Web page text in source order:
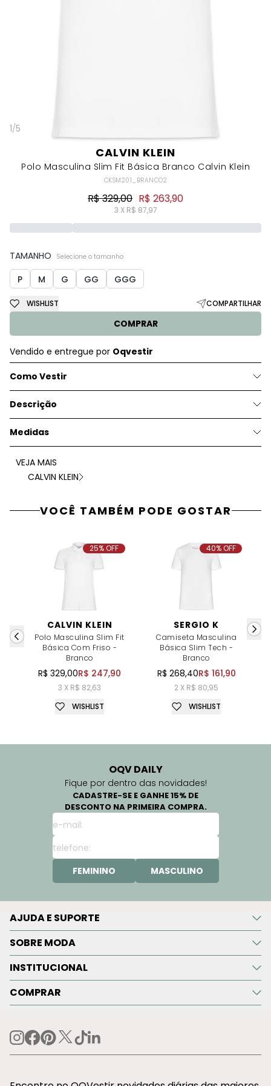
1/5
CALVIN KLEIN
Polo Masculina Slim Fit Básica Branco Calvin Klein
CKSM201_BRANCO2
R$ 329,00 R$ 263,90
3 X R$ 87,97
TAMANHO Selecione o tamanho
P M G GG GGG
COMPRAR
WISHLIST COMPARTILHAR
Vendido e entregue por Oqvestir
Como Vestir
Descrição
Medidas
VEJA MAIS
CALVIN KLEIN
VOCÊ TAMBÉM PODE GOSTAR
CALVIN KLEIN
Polo Masculina Slim Fit
Básica Com Friso -
Branco
R$ 329,00R$ 247,90
3 X R$ 82,63
25% OFF
WISHLIST
SERGIO K
Camiseta Masculina
Básica Slim Tech -
Branco
R$ 268,40R$ 161,90
2 X R$ 80,95
40% OFF
WISHLIST
OQV DAILY
Fique por dentro das novidades!
CADASTRE-SE E GANHE 15% DE
DESCONTO NA PRIMEIRA COMPRA.
FEMININO MASCULINO
AJUDA E SUPORTE
SOBRE MODA
INSTITUCIONAL
COMPRAR